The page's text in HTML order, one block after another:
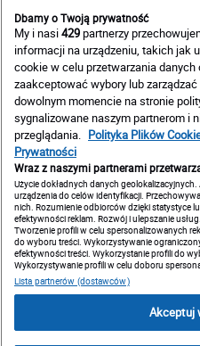
wzięcia udziału w
informacji
powyższym przysługuje
Twoich danych, prawo
usunięcia, przenoszenia
przetwarzania. Możesz
dalszemu
to jednoznaczne z
Webinarze (a po tym
dalszych informacji na
informacji na temat
osobowych znajduje się
See
Dbamy o Twoją prywatność
My i nasi429partnerzy
informacji na urządzeniu, takich jak
cookie w celu przetwarzania
zaakceptować wybory lub
dowolnym momencie na stronie
sygnalizowane naszym partnerom i
przeglądania. Polityka Plików
Prywatności
Wraz z naszymi partnerami
Użycie dokładnych danych
urządzenia do celów identyfikacji.
nich. Rozumienie odbiorców dzięki statystyce
efektywności reklam. Rozwój i ulepszanie
Tworzenie profili w celu spersonalizowanych
do wyboru treści. Wykorzystywanie
efektywności treści. Wykorzystanie profili do
Wykorzystywanie profili w celu doboru
Lista partnerów (dostawców)
Akceptuj